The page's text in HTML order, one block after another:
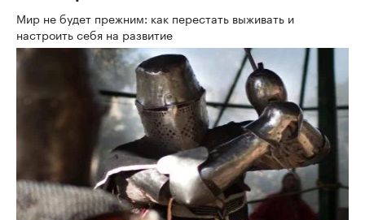
Мир не будет прежним: как перестать выживать и
настроить себя на развитие